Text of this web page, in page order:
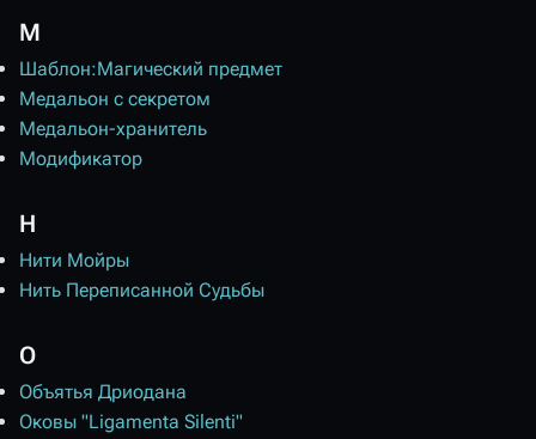
М
Шаблон:Магический предмет
Медальон с секретом
Медальон-хранитель
Модификатор
Н
Нити Мойры
Нить Переписанной Судьбы
О
Объятья Дриодана
Оковы "Ligamenta Silenti"